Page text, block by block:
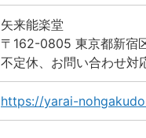
矢来能楽堂
〒162-0805 東京都新
不定休、お問い合わせ
https://yarai-